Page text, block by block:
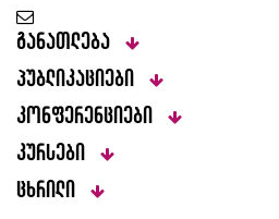
განათლება
პუბლიკაციები
კონფერენციები
კურსები
ცხრილი